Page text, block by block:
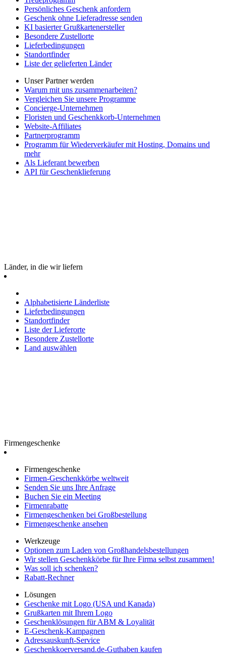
Persönliches Geschenk anfordern
Geschenk ohne Lieferadresse senden
KI basierter Grußkartenersteller
Besondere Zustellorte
Lieferbedingungen
Standortfinder
Liste der gelieferten Länder
Unser Partner werden
Warum mit uns zusammenarbeiten?
Vergleichen Sie unsere Programme
Concierge-Unternehmen
Floristen und Geschenkkorb-Unternehmen
Website-Affiliates
Partnerprogramm
Programm für Wiederverkäufer mit Hosting, Domains und
mehr
Als Lieferant bewerben
API für Geschenklieferung
Länder, in die wir liefern
Alphabetisierte Länderliste
Lieferbedingungen
Standortfinder
Liste der Lieferorte
Besondere Zustellorte
Land auswählen
Firmengeschenke
Firmengeschenke
Firmen-Geschenkkörbe weltweit
Senden Sie uns Ihre Anfrage
Buchen Sie ein Meeting
Firmenrabatte
Firmengeschenken bei Großbestellung
Firmengeschenke ansehen
Werkzeuge
Optionen zum Laden von Großhandelsbestellungen
Wir stellen Geschenkkörbe für Ihre Firma selbst zusammen!
Was soll ich schenken?
Rabatt-Rechner
Lösungen
Geschenke mit Logo (USA und Kanada)
Grußkarten mit Ihrem Logo
Geschenklösungen für ABM & Loyalität
E-Geschenk-Kampagnen
Adressauskunft-Service
Geschenkkoerversand.de-Guthaben kaufen